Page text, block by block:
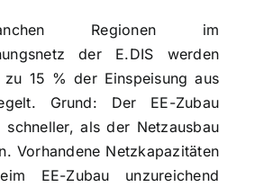
Regionen im
der E.DIS werden
15 % der Einspeisung aus
Grund: Der EE-Zubau
als der Netzausbau
Vorhandene Netzkapazitäten
EE-Zubau unzureichend